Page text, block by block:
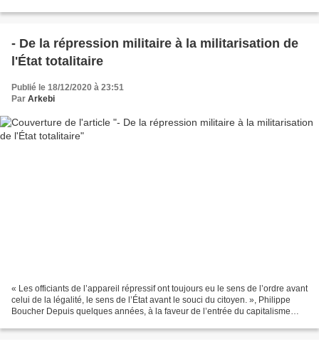
- De la répression militaire à la militarisation de
l'État totalitaire
Publié le 18/12/2020 à 23:51
Par Arkebi
« Les officiants de l’appareil répressif ont toujours eu le sens de l’ordre avant
celui de la légalité, le sens de l’État avant le souci du citoyen. », Philippe
Boucher Depuis quelques années, à la faveur de l’entrée du capitalisme